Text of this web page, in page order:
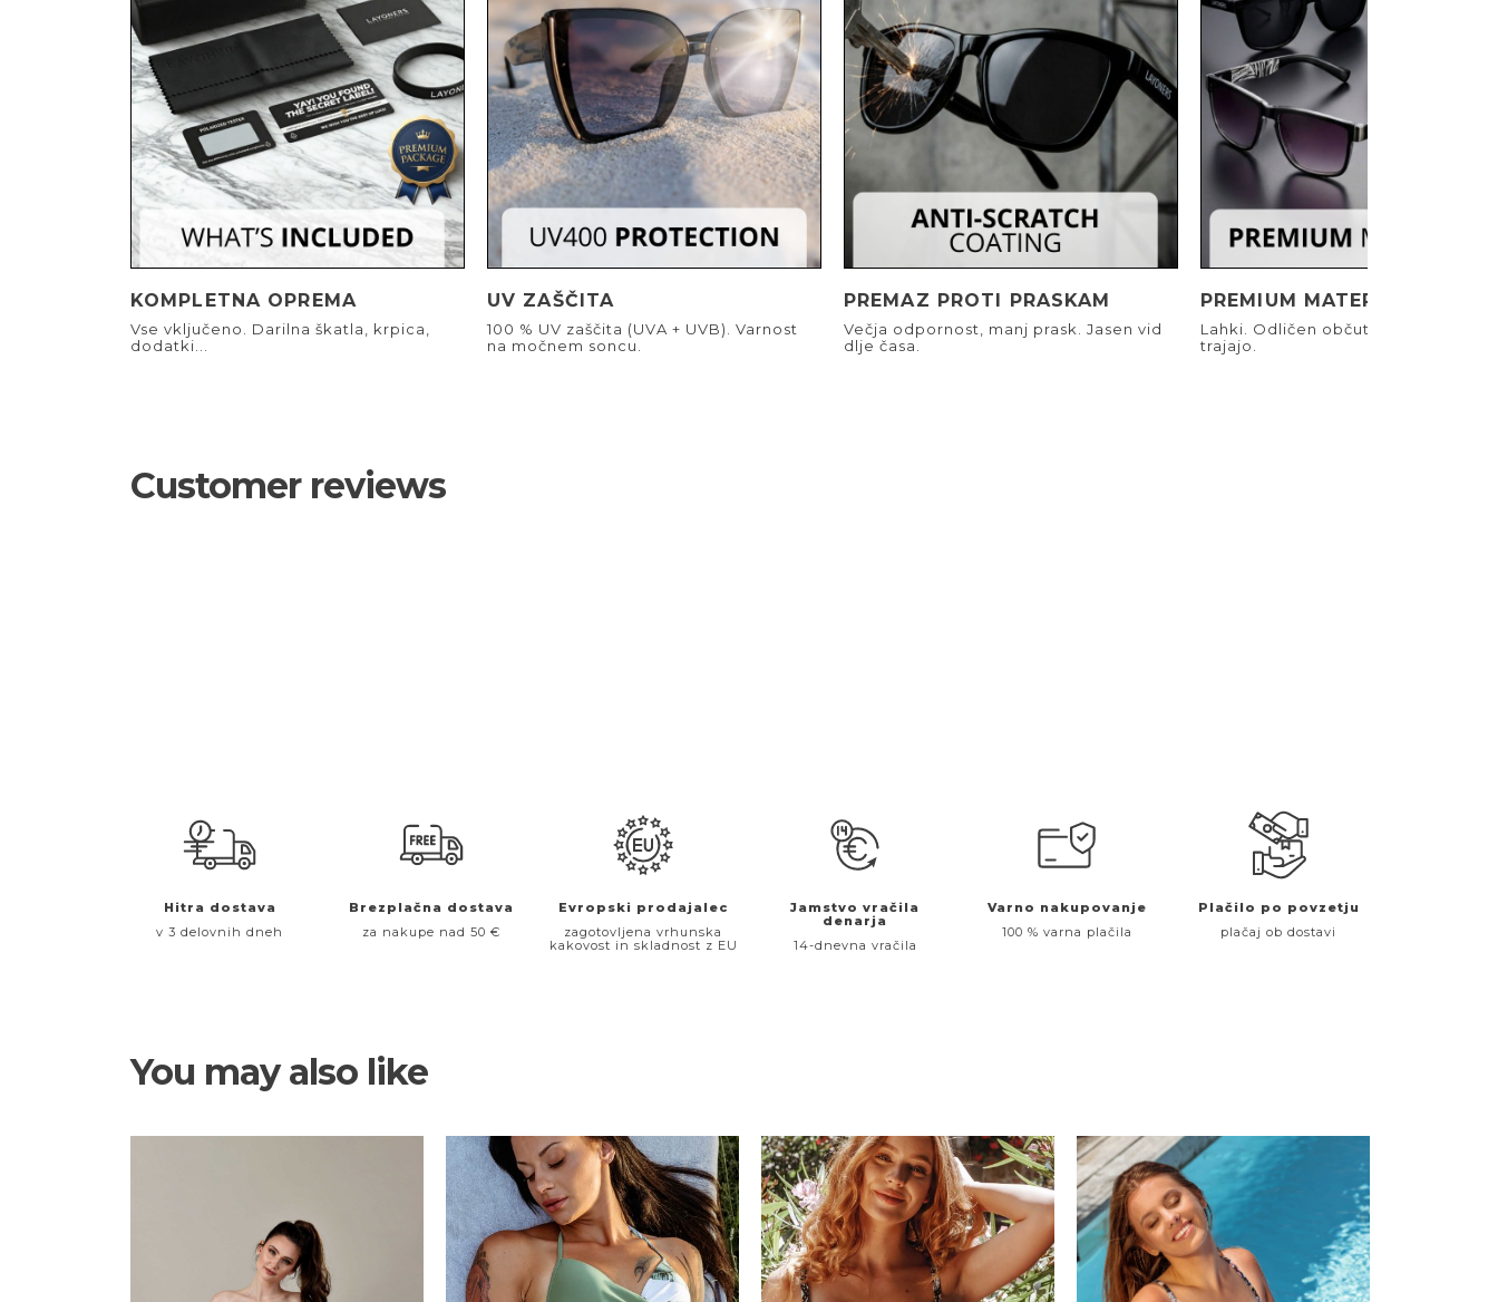
KOMPLETNA OPREMA
Vse vključeno. Darilna škatla, krpica,
dodatki...
UV ZAŠČITA
100 % UV zaščita (UVA + UVB). Varnost
na močnem soncu.
PREMAZ PROTI PRASKAM
Večja odpornost, manj prask. Jasen vid
dlje časa.
PREMIUM MATERIALI
Lahki. Odličen občutek. Narejeni,
trajajo.
Customer reviews
Hitra dostava
v 3 delovnih dneh
Brezplačna dostava
za nakupe nad 50 €
Evropski prodajalec
zagotovljena vrhunska
kakovost in skladnost z EU
Jamstvo vračila
denarja
14-dnevna vračila
Varno nakupovanje
100 % varna plačila
Plačilo po povzetju
plačaj ob dostavi
You may also like